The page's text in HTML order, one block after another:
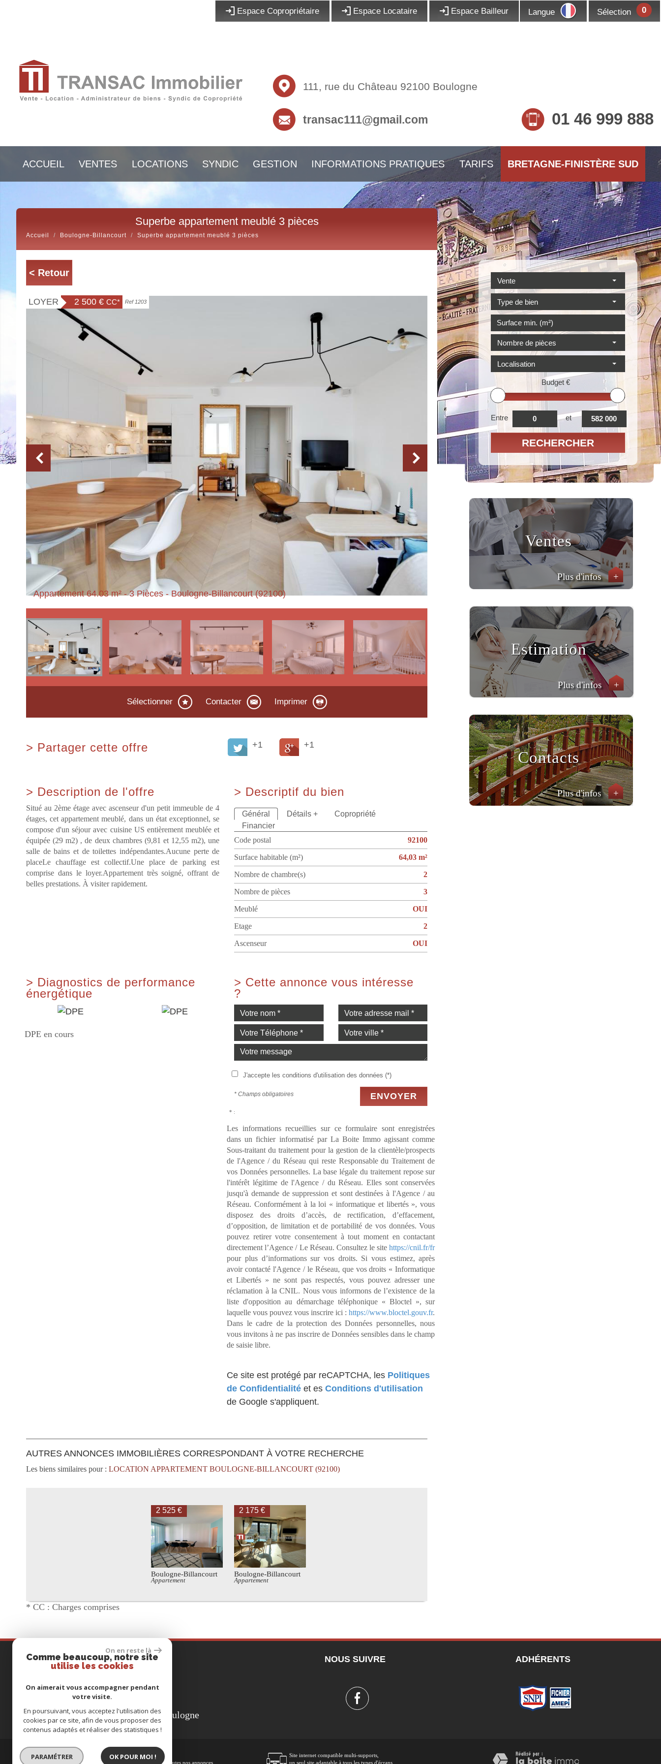
Langue Sélection 0
Espace Bailleur
Espace Locataire
Espace Copropriétaire
111, rue du Château 92100 Boulogne
transac111@gmail.com 01 46 999 888
ACCUEIL VENTES LOCATIONS SYNDIC GESTION INFORMATIONS PRATIQUES TARIFS BRETAGNE-FINISTÈRE SUD
Vente
Type de bien
Nombre de pièces
Localisation
Budget €
Entre et
RECHERCHER
superbe appartement meublé 3 pièces
Accueil Boulogne-Billancourt Superbe appartement meublé 3 pièces
< Retour
Appartement 64.03 m² - 3 Pièces - Boulogne-Billancourt (92100)
LOYER 2 500 € CC* Ref 1203
Sélectionner Contacter Imprimer
> Partager cette offre +1 +1
> Description de l'offre
Situé au 2ème étage avec ascenseur d'un petit immeuble de 4
étages, cet appartement meublé, dans un état exceptionnel, se
compose d'un séjour avec cuisine US entièrement meublée et
équipée (29 m2) , de deux chambres (9,81 et 12,55 m2), une
salle de bains et de toilettes indépendantes.Aucune perte de
placeLe chauffage est collectif.Une place de parking est
comprise dans le loyer.Appartement très soigné, offrant de
belles prestations. À visiter rapidement.
> Descriptif du bien
Général Détails +
Copropriété
Financier
Code postal
92100
Surface habitable (m²)
64,03 m²
Nombre de chambre(s)
2
Nombre de pièces
3
Meublé
OUI
Etage
2
Ascenseur
OUI
> Diagnostics de performance
énergétique
DPE en cours
> Cette annonce vous intéresse
?
J'accepte les conditions d'utilisation des données (*)
* Champs obligatoires ENVOYER
* :
Les informations recueillies sur ce formulaire sont enregistrées
dans un fichier informatisé par La Boite Immo agissant comme
Sous-traitant du traitement pour la gestion de la clientèle/prospects
de l'Agence / du Réseau qui reste Responsable du Traitement de
vos Données personnelles. La base légale du traitement repose sur
l'intérêt légitime de l'Agence / du Réseau. Elles sont conservées
jusqu'à demande de suppression et sont destinées à l'Agence / au
Réseau. Conformément à la loi « informatique et libertés », vous
disposez des droits d’accès, de rectification, d’effacement,
d’opposition, de limitation et de portabilité de vos données. Vous
pouvez retirer votre consentement à tout moment en contactant
directement l’Agence / Le Réseau. Consultez le sitehttps://cnil.fr/fr
pour plus d’informations sur vos droits. Si vous estimez, après
avoir contacté l'Agence / le Réseau, que vos droits « Informatique
et Libertés » ne sont pas respectés, vous pouvez adresser une
réclamation à la CNIL. Nous vous informons de l’existence de la
liste d'opposition au démarchage téléphonique « Bloctel », sur
laquelle vous pouvez vous inscrire ici :https://www.bloctel.gouv.fr.
Dans le cadre de la protection des Données personnelles, nous
vous invitons à ne pas inscrire de Données sensibles dans le champ
de saisie libre.
Ce site est protégé par reCAPTCHA, les Politiques
de Confidentialité et esConditions d'utilisation
de Google s'appliquent.
AUTRES ANNONCES IMMOBILIÈRES CORRESPONDANT À VOTRE RECHERCHE
Les biens similaires pour : LOCATION APPARTEMENT BOULOGNE-BILLANCOURT (92100)
2 525 €
Boulogne-Billancourt
Appartement
2 175 €
Boulogne-Billancourt
Appartement
* CC : Charges comprises
Ventes
Plus d'infos +
Estimation
Plus d'infos +
Contacts
Plus d'infos +
COORDONNÉES
01 46 999 888
transac111@gmail.com
Adresse 111, rue du Château92100 Boulogne
NOUS SUIVRE ADHÉRENTS
© 2026 | Tous droits réservés | Traduction powered by Google
Plan du site
Mentions légales Nos honoraires - Toutes nos annonces
Site internet compatible multi-supports,
un seul site adaptable à tous les types d'écrans.
On en reste là
Comme beaucoup, notre site
utilise les cookies
On aimerait vous accompagner pendant
votre visite.
En poursuivant, vous acceptez l'utilisation des
cookies par ce site, afin de vous proposer des
contenus adaptés et réaliser des statistiques !
PARAMÉTRER OK POUR MOI !